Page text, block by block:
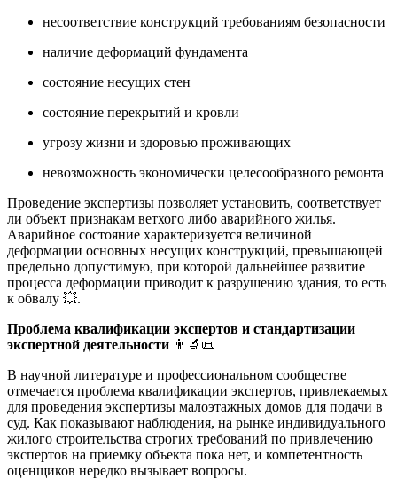
несоответствие конструкций требованиям безопасности
наличие деформаций фундамента
состояние несущих стен
состояние перекрытий и кровли
угрозу жизни и здоровью проживающих
невозможность экономически целесообразного ремонта
Проведение экспертизы позволяет установить, соответствует
ли объект признакам ветхого либо аварийного жилья.
Аварийное состояние характеризуется величиной
деформации основных несущих конструкций, превышающей
предельно допустимую, при которой дальнейшее развитие
процесса деформации приводит к разрушению здания, то есть
к обвалу 💥.
Проблема квалификации экспертов и стандартизации
экспертной деятельности 👨‍🔬📜
В научной литературе и профессиональном сообществе
отмечается проблема квалификации экспертов, привлекаемых
для проведения экспертизы малоэтажных домов для подачи в
суд. Как показывают наблюдения, на рынке индивидуального
жилого строительства строгих требований по привлечению
экспертов на приемку объекта пока нет, и компетентность
оценщиков нередко вызывает вопросы.